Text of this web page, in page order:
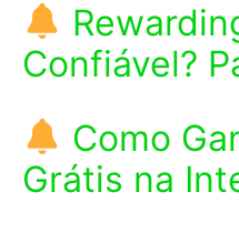
Confiável?
Como
Grátis na